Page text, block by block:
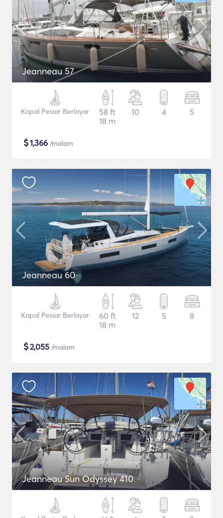
Jeanneau 57
Kapal Pesiar Berlayar
58 ft
18 m
10 4 5
$1,366 /malam
Jeanneau 60
Kapal Pesiar Berlayar
60 ft
18 m
12 5 8
$2,055 /malam
Jeanneau Sun Odyssey 410